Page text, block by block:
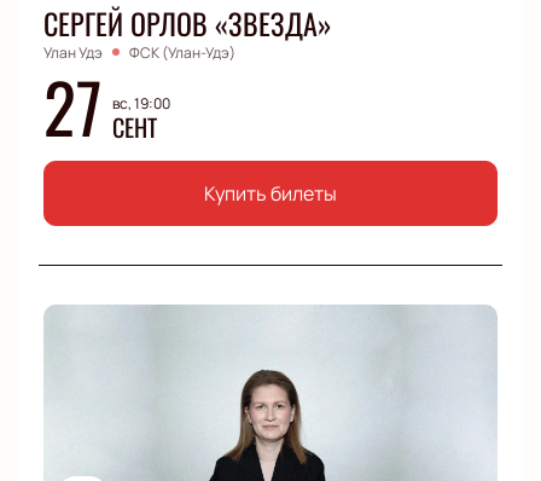
СЕРГЕЙ ОРЛОВ «ЗВЕЗДА»
Улан Удэ ФСК (Улан-Удэ)
27 вс, 19:00
СЕНТ
Купить билеты